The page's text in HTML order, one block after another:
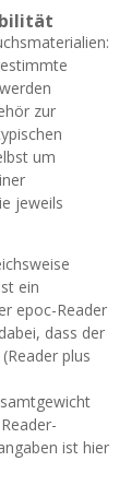
zur
um
jeweils
ein
epoc-Reader
dass der
plus
ist hier